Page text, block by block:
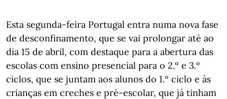
Esta segunda-feira Portugal entra numa nova fase
de desconfinamento, que se vai prolongar até ao
dia 15 de abril, com destaque para a abertura das
escolas com ensino presencial para o 2.º e 3.º
ciclos, que se juntam aos alunos do 1.º ciclo e às
crianças em creches e pré-escolar, que já tinham